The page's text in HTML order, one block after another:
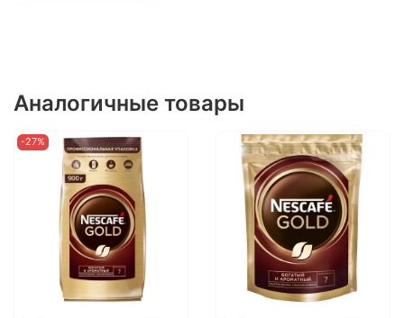
Аналогичные товары
-27%